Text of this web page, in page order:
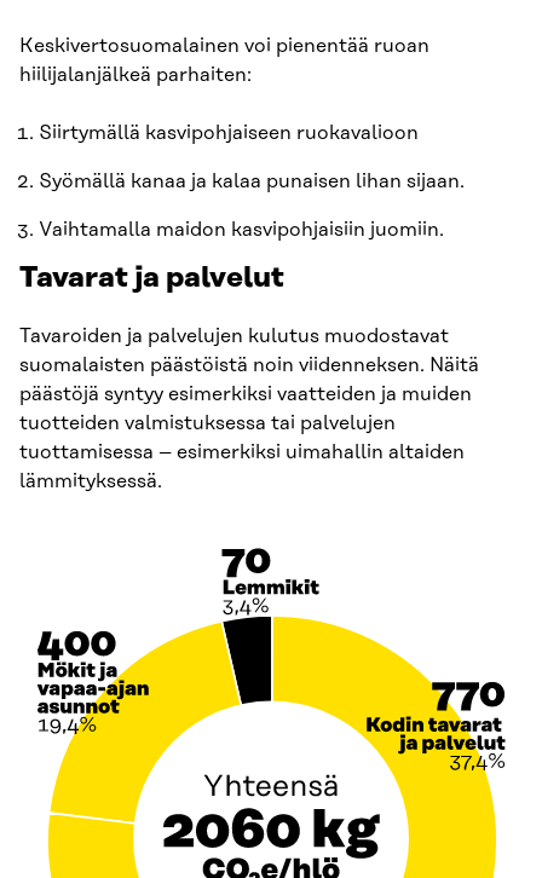
Keskivertosuomalainen voi pienentää ruoan
hiilijalanjälkeä parhaiten:
Siirtymällä kasvipohjaiseen ruokavalioon
Syömällä kanaa ja kalaa punaisen lihan sijaan.
Vaihtamalla maidon kasvipohjaisiin juomiin.
Tavarat ja palvelut
Tavaroiden ja palvelujen kulutus muodostavat
suomalaisten päästöistä noin viidenneksen. Näitä
päästöjä syntyy esimerkiksi vaatteiden ja muiden
tuotteiden valmistuksessa tai palvelujen
tuottamisessa – esimerkiksi uimahallin altaiden
lämmityksessä.